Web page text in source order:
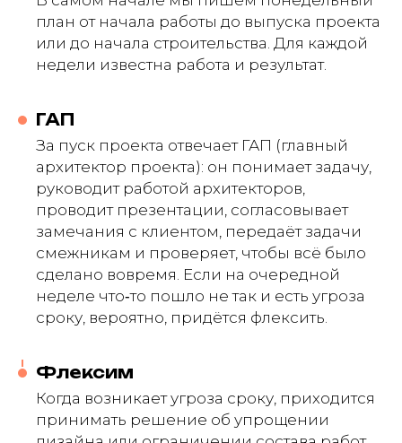
план от начала работы до выпуска проекта
или до начала строительства. Для каждой
недели известна работа и результат.
ГАП
За пуск проекта отвечает ГАП (главный
архитектор проекта): он понимает задачу,
руководит работой архитекторов,
проводит презентации, согласовывает
замечания с клиентом, передаёт задачи
смежникам и проверяет, чтобы всё было
сделано вовремя. Если на очередной
неделе что‑то пошло не так и есть угроза
сроку, вероятно, придётся флексить.
Флексим
Когда возникает угроза сроку, приходится
принимать решение об упрощении